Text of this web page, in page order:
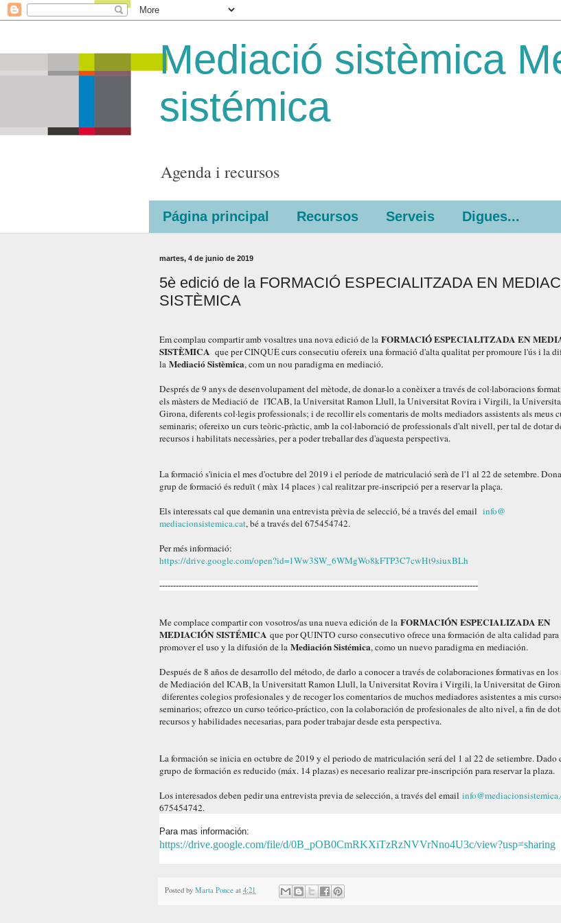
Mediació sistèmica
sistémica
Agenda i recursos
Página principal Recursos Serveis Digues...
martes, 4 de junio de 2019
5è edició de la FORMACIÓ ESPECIALITZADA EN
SISTÈMICA
Em complau compartir amb vosaltres una nova edició de la FORMACIÓ ESPECIALITZADA EN
SISTÈMICA que per CINQUÈ curs consecutiu ofereix una formació d'alta qualitat per promoure l'ús i la
la Mediació Sistèmica, com un nou paradigma en mediació.
Després de 9 anys de desenvolupament del mètode, de donar-lo a conèixer a través de col·laboracions
els màsters de Mediació de l'ICAB, la Universitat Ramon Llull, la Universitat Rovira i Virgili, la
Girona, diferents col·legis professionals; i de recollir els comentaris de molts mediadors assistents als meus
seminaris; ofereixo un curs teòric-pràctic, amb la col·laboració de professionals d'alt nivell, per tal de dotar
recursos i habilitats necessàries, per a poder treballar des d'aquesta perspectiva.
La formació s'inicia el mes d'octubre del 2019 i el període de matriculació serà de l'1 al 22 de setembre.
grup de formació és reduït ( màx 14 places ) cal realitzar pre-inscripció per a reservar la plaça.
Els interessats cal que demanin una entrevista prèvia de selecció, bé a través del email info@
mediacionsistemica.cat, bé a través del 675454742.
Per més informació:
https://drive.google.com/open?id=1Ww3SW_6WMgWo8kFTP3C7cwHt9siuxBLh
--------------------------------------------------------------------------------------------------------------------
Me complace compartir con vosotros/as una nueva edición de la FORMACIÓN ESPECIALIZADA EN
MEDIACIÓN SISTÉMICA que por QUINTO curso consecutivo ofrece una formación de alta calidad para
promover el uso y la difusión de la Mediación Sistémica, como un nuevo paradigma en mediación.
Después de 8 años de desarrollo del método, de darlo a conocer a través de colaboraciones formativas en los
de Mediación del ICAB, la Universitatt Ramon Llull, la Universitat Rovira i Virgili, la Universitat de
diferentes colegios profesionales y de recoger los comentarios de muchos mediadores asistentes a mis
seminarios; ofrezco un curso teórico-práctico, con la colaboración de profesionales de alto nivel, a fin de
recursos y habilidades necesarias, para poder trabajar desde esta perspectiva.
La formación se inicia en octubre de 2019 y el periodo de matriculación será del 1 al 22 de setiembre. Dado
grupo de formación es reducido (máx. 14 plazas) es necesario realizar pre-inscripción para reservar la plaza.
Los interesados deben pedir una entrevista previa de selección, a través del email info@mediacionsistemica.
675454742.
Para mas información:
https://drive.google.com/file/d/0B_pOB0CmRKXiTzRzNVVrNno4U3c/view?usp=sharing
Posted by Marta Ponce at 4:21